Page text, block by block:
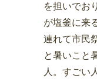
を担いでお
が塩釜に来
連れて市民
と暑いこと
人。すごい